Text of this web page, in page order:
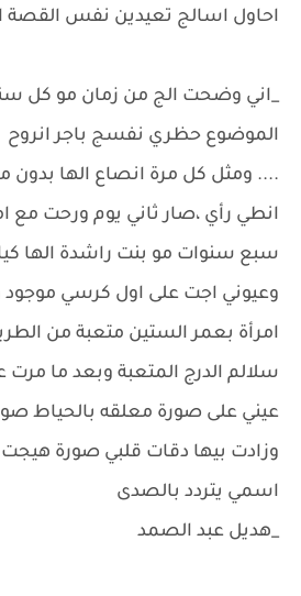
احاول اسالج تعيدين نفس القصة
_اني وضحت الج من زمان مو كل
الموضوع حظري نفسج باجر انروح
.... ومثل كل مرة انصاع الها بدون
انطي رأي ،صار ثاني يوم ورحت مع
سبع سنوات مو بنت راشدة الها
وعيوني اجت على اول كرسي موجود
امرأة بعمر الستين متعبة من
سلالم الدرج المتعبة وبعد ما
عيني على صورة معلقه بالحياط
وزادت بيها دقات قلبي صورة
اسمي يتردد بالصدى
_هديل عبد الصمد